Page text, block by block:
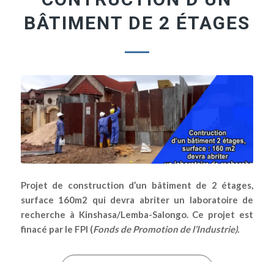
BÂTIMENT DE 2 ÉTAGES
Projet de construction d’un bâtiment de 2 étages,
surface 160m2 qui devra abriter un laboratoire de
recherche à Kinshasa/Lemba-Salongo. Ce projet est
finacé par le FPI (Fonds de Promotion de l’Industrie).